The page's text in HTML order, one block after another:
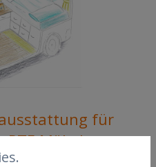
für
Möbel